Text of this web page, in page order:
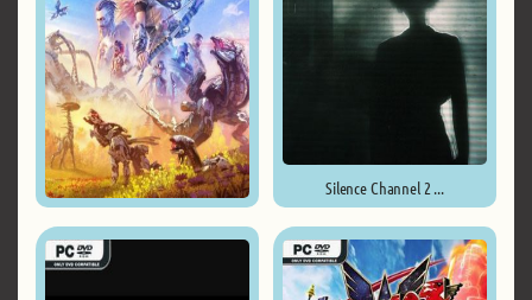
Silence Channel 2 ...